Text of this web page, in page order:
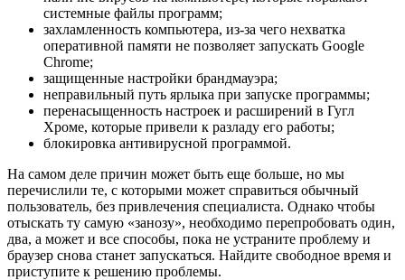
системные файлы программ;
захламленность компьютера, из-за чего нехватка
оперативной памяти не позволяет запускать Google
Chrome;
защищенные настройки брандмауэра;
неправильный путь ярлыка при запуске программы;
перенасыщенность настроек и расширений в Гугл
Хроме, которые привели к разладу его работы;
блокировка антивирусной программой.
На самом деле причин может быть еще больше, но мы
перечислили те, с которыми может справиться обычный
пользователь, без привлечения специалиста. Однако чтобы
отыскать ту самую «занозу», необходимо перепробовать один,
два, а может и все способы, пока не устраните проблему и
браузер снова станет запускаться. Найдите свободное время и
приступите к решению проблемы.